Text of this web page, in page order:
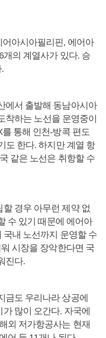
아시아필리핀, 에어아
의 계열사가 있다. 승
에서 출발해 동남아시아
착하는 노선을 운영중이
통해 인천-방콕 편도
도 한다. 하지만 계열 항
같은 노선은 취항할 수
경우 아무런 제약 없
수 있기 때문에 에어아
국내 노선까지 운영할 수
시장을 장악한다면 국
진다.
금도 우리나라 상공에
많이 오간다. 자국에
외 저가항공사는 현재